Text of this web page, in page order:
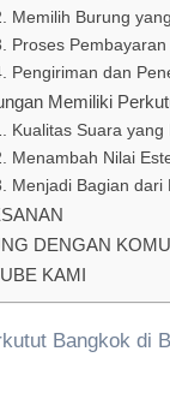
Memilih Burung
Proses Pembayaran
Pengiriman dan
Memiliki
Kualitas Suara yang
Menambah Nilai
Menjadi Bagian dari
DENGAN
KAMI